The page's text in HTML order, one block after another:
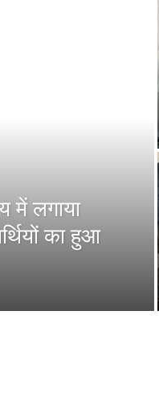
में लगाया
का हुआ